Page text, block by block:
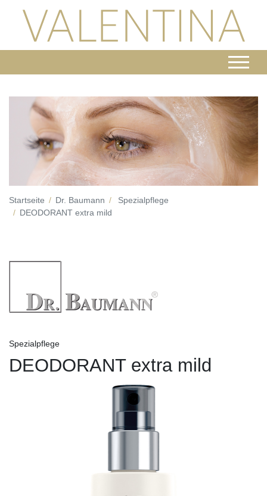
Startseite Dr. Baumann
Spezialpflege
DEODORANT extra mild
Spezialpflege
DEODORANT extra mild